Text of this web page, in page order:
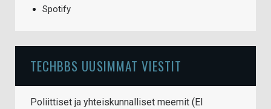
Spotify
TECHBBS UUSIMMAT VIESTIT
Poliittiset ja yhteiskunnalliset meemit (EI